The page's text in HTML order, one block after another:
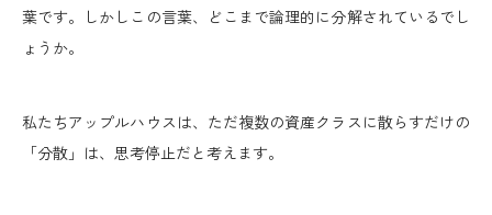
葉です。しかしこの言葉、どこまで論理的に分解されているでし
ょうか。
私たちアップルハウスは、ただ複数の資産クラスに散らすだけの
「分散」は、思考停止だと考えます。